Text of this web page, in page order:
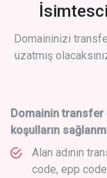
Domaininizi
uzatmış
Domainin transfer
koşulların
Alan adının
code, epp